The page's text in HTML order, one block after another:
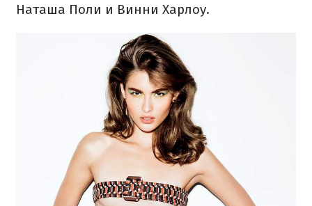
Наташа Поли и Винни Харлоу.